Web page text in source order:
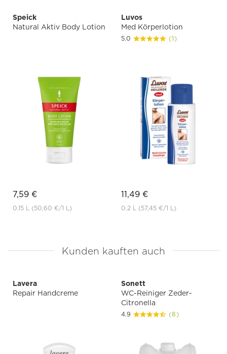
Speick
Natural Aktiv Body Lotion
7,59 €
0.15 L (50,60 €/1 L)
Luvos
Med Körperlotion
5.0 (1)
11,49 €
0.2 L (57,45 €/1 L)
Kunden kauften auch
Lavera
Repair Handcreme
Sonett
WC-Reiniger Zeder-
Citronella
4.9 (8)